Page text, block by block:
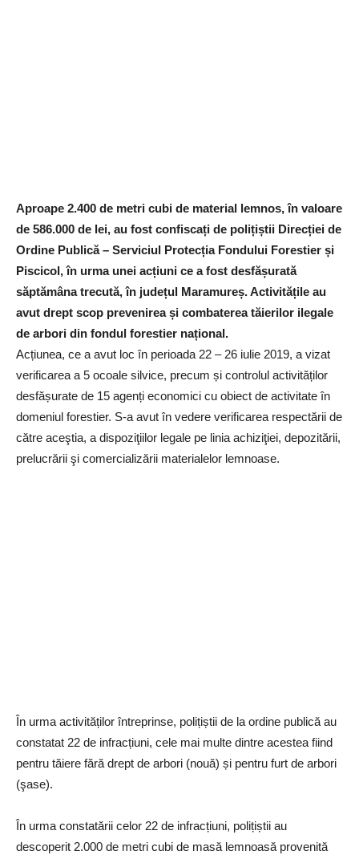
Aproape 2.400 de metri cubi de material lemnos, în valoare
de 586.000 de lei, au fost confiscați de polițiștii Direcției de
Ordine Publică – Serviciul Protecția Fondului Forestier și
Piscicol, în urma unei acțiuni ce a fost desfășurată
săptămâna trecută, în județul Maramureș. Activitățile au
avut drept scop prevenirea și combaterea tăierilor ilegale
de arbori din fondul forestier național.
Acțiunea, ce a avut loc în perioada 22 – 26 iulie 2019, a vizat
verificarea a 5 ocoale silvice, precum și controlul activităților
desfășurate de 15 agenți economici cu obiect de activitate în
domeniul forestier. S-a avut în vedere verificarea respectării de
către aceştia, a dispoziţiilor legale pe linia achiziţiei, depozitării,
prelucrării şi comercializării materialelor lemnoase.
În urma activităților întreprinse, polițiștii de la ordine publică au
constatat 22 de infracțiuni, cele mai multe dintre acestea fiind
pentru tăiere fără drept de arbori (nouă) și pentru furt de arbori
(şase).
În urma constatării celor 22 de infracțiuni, polițiștii au
descoperit 2.000 de metri cubi de masă lemnoasă provenită